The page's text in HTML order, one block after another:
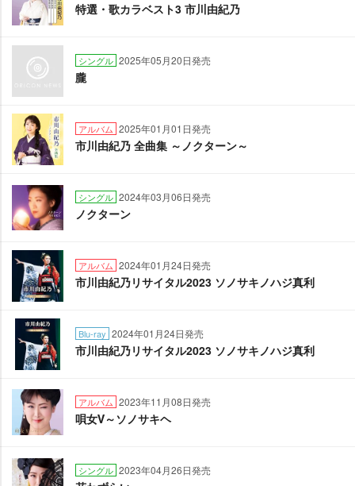
特選・歌カラベスト3 市川由紀乃
シングル 2025年05月20日発売
朧
アルバム 2025年01月01日発売
市川由紀乃 全曲集 ～ノクターン～
シングル 2024年03月06日発売
ノクターン
アルバム 2024年01月24日発売
市川由紀乃リサイタル2023 ソノサキノハジ真利
Blu-ray 2024年01月24日発売
市川由紀乃リサイタル2023 ソノサキノハジ真利
アルバム 2023年11月08日発売
唄女Ⅴ～ソノサキヘ
シングル 2023年04月26日発売